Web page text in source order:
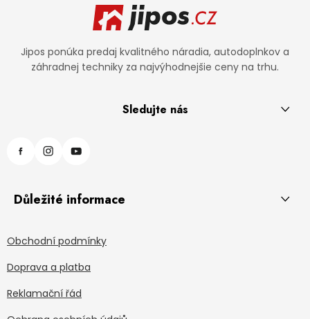
Jipos ponúka predaj kvalitného náradia, autodoplnkov a
záhradnej techniky za najvýhodnejšie ceny na trhu.
Sledujte nás
Důležité informace
Obchodní podmínky
Doprava a platba
Reklamační řád